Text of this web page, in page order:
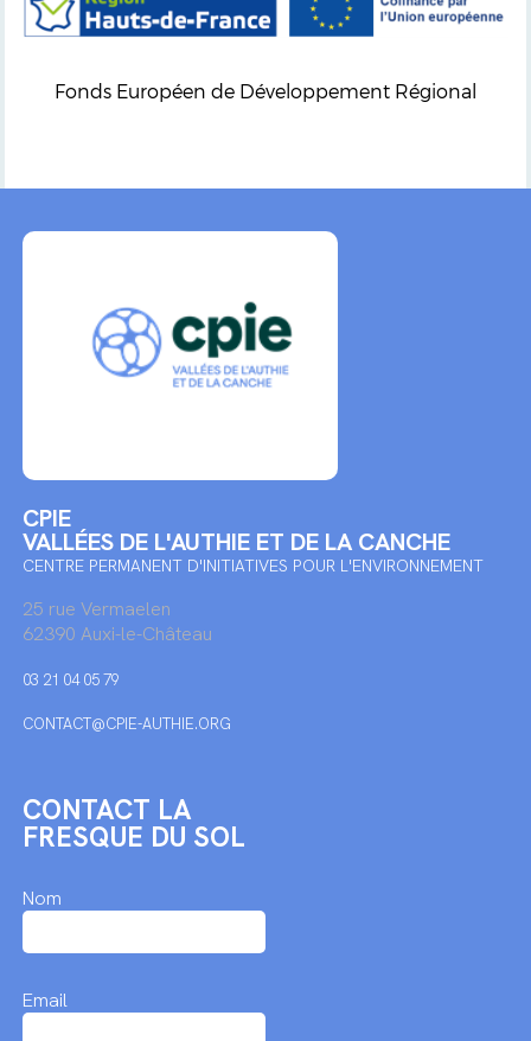
Fonds Européen de Développement Régional
CPIE
VALLÉES DE L'AUTHIE ET DE LA CANCHE
CENTRE PERMANENT D'INITIATIVES POUR L'ENVIRONNEMENT
25 rue Vermaelen
62390 Auxi-le-Château
03 21 04 05 79
CONTACT@CPIE-AUTHIE.ORG
CONTACT LA
FRESQUE DU SOL
Nom
Email